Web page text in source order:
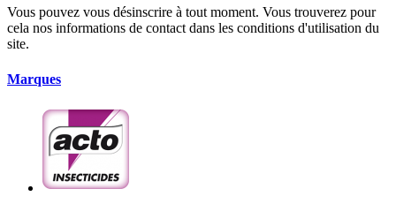
Vous pouvez vous désinscrire à tout moment. Vous trouverez pour
cela nos informations de contact dans les conditions d'utilisation du
site.
Marques